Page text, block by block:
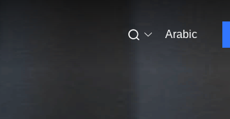
Arabic